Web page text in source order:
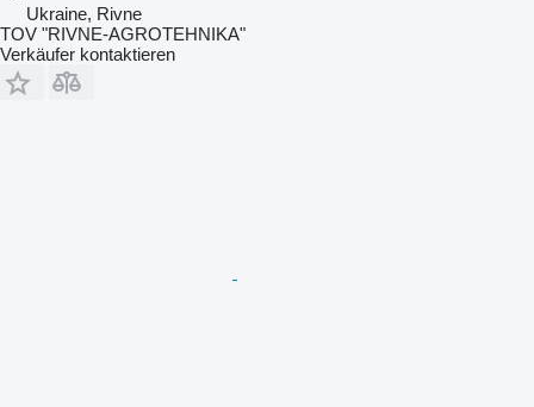
Ukraine, Rivne
TOV "RIVNE-AGROTEHNIKA"
Verkäufer kontaktieren